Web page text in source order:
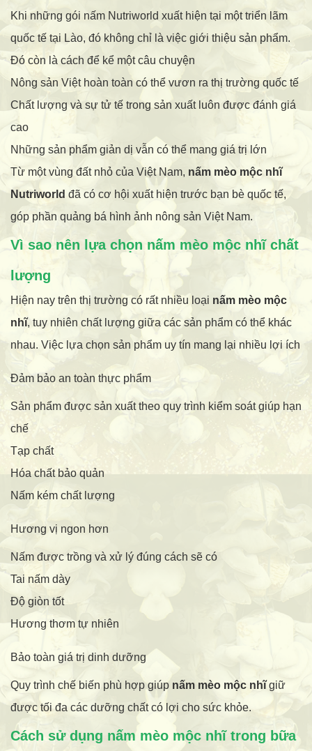
Khi những gói nấm Nutriworld xuất hiện tại một triển lãm
quốc tế tại Lào, đó không chỉ là việc giới thiệu sản phẩm.
Đó còn là cách để kể một câu chuyện
Nông sản Việt hoàn toàn có thể vươn ra thị trường quốc tế
Chất lượng và sự tử tế trong sản xuất luôn được đánh giá
cao
Những sản phẩm giản dị vẫn có thể mang giá trị lớn
Từ một vùng đất nhỏ của Việt Nam, nấm mèo mộc nhĩ
Nutriworld đã có cơ hội xuất hiện trước bạn bè quốc tế,
góp phần quảng bá hình ảnh nông sản Việt Nam.
Vì sao nên lựa chọn nấm mèo mộc nhĩ chất
lượng
Hiện nay trên thị trường có rất nhiều loại nấm mèo mộc
nhĩ, tuy nhiên chất lượng giữa các sản phẩm có thể khác
nhau. Việc lựa chọn sản phẩm uy tín mang lại nhiều lợi ích
Đảm bảo an toàn thực phẩm
Sản phẩm được sản xuất theo quy trình kiểm soát giúp hạn
chế
Tạp chất
Hóa chất bảo quản
Nấm kém chất lượng
Hương vị ngon hơn
Nấm được trồng và xử lý đúng cách sẽ có
Tai nấm dày
Độ giòn tốt
Hương thơm tự nhiên
Bảo toàn giá trị dinh dưỡng
Quy trình chế biến phù hợp giúp nấm mèo mộc nhĩgiữ
được tối đa các dưỡng chất có lợi cho sức khỏe.
Cách sử dụng nấm mèo mộc nhĩ trong bữa